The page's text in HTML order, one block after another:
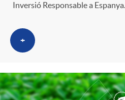
Inversió Responsable a Espanya.
+